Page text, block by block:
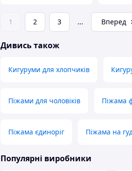
1 2 3 ... Вперед
Дивись також
Кигуруми для хлопчиків
Піжами для чоловіків Піжама
Піжама єдиноріг Піжама на
Популярні виробники